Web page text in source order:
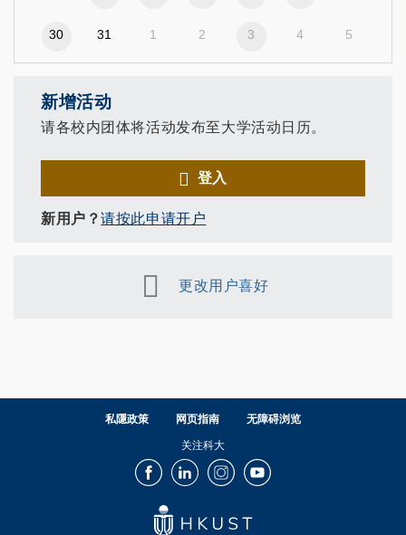
30 31 1 2 3 4 5
新增活动
请各校内团体将活动发布至大学活动日历。
登入
新用户？请按此申请开户
更改用户喜好
私隱政策 网页指南 无障碍浏览
关注科大
FacebookLinkedInInstagramYoutube